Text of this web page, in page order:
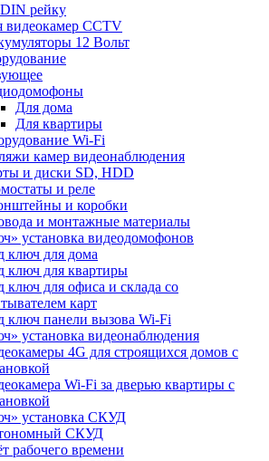
рейку
видеокамер CCTV
12 Вольт
Для дома
Для квартиры
Wi-Fi
камер видеонаблюдения
и диски SD, HDD
и реле
и коробки
и монтажные материалы
установка видеодомофонов
ключ для дома
ключ для квартиры
ключ для офиса и склада со
карт
ключ панели вызова Wi-Fi
установка видеонаблюдения
4G для строящихся домов с
Wi-Fi за дверью квартиры с
установка СКУД
СКУД
рабочего времени